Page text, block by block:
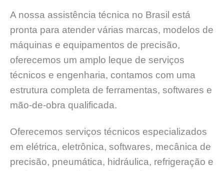
A nossa assistência técnica no Brasil está
pronta para atender várias marcas, modelos de
máquinas e equipamentos de precisão,
oferecemos um amplo leque de serviços
técnicos e engenharia, contamos com uma
estrutura completa de ferramentas, softwares e
mão-de-obra qualificada.
Oferecemos serviços técnicos especializados
em elétrica, eletrônica, softwares, mecânica de
precisão, pneumática, hidráulica, refrigeração e